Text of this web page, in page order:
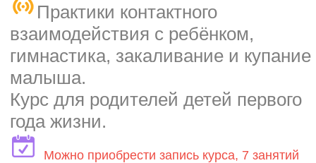
Практики контактного
взаимодействия с ребёнком,
гимнастика, закаливание и купание
малыша.
Курс для родителей детей первого
года жизни.
Можно приобрести запись курса, 7 занятий